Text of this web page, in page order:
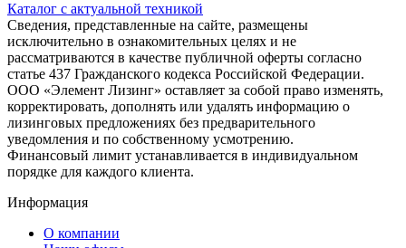
Каталог с актуальной техникой
Сведения, представленные на сайте, размещены
исключительно в ознакомительных целях и не
рассматриваются в качестве публичной оферты согласно
статье 437 Гражданского кодекса Российской Федерации.
ООО «Элемент Лизинг» оставляет за собой право изменять,
корректировать, дополнять или удалять информацию о
лизинговых предложениях без предварительного
уведомления и по собственному усмотрению.
Финансовый лимит устанавливается в индивидуальном
порядке для каждого клиента.
Информация
О компании